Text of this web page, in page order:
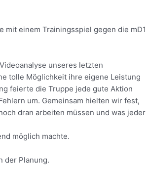
einem Trainingsspiel gegen die mD1
unseres letzten
tolle Möglichkeit ihre eigene Leistung
feierte die Truppe jede gute Aktion
um. Gemeinsam hielten wir fest,
dran arbeiten müssen und was jeder
möglich machte.
der Planung.